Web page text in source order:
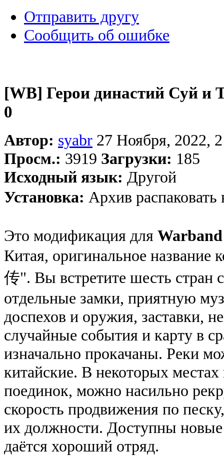
Отправить другу
Сообщить об ошибке
[WB] Герои династий Суй и
0
Автор: syabr 27 Ноября, 2022,
Просм.: 3919 Загрузки: 185
Исходный язык: Другой
Установка: Архив
Это модификация для Warband
Китая, оригинальное название
传". Вы встретите шесть стран
отдельные замки, приятную
доспехов и оружия, заставки,
случайные события и карту в
изначально прокачаны. Реки
китайские. В некоторых
поединок, можно насильно
скорость продвижения по
их должности. Доступны новые
даётся хороший отряд.